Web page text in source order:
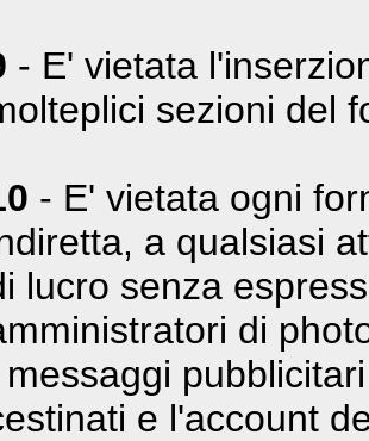
- E' vietata
sezioni del
- E' vietata ogni
a qualsiasi
lucro senza
di
messaggi
e l'account